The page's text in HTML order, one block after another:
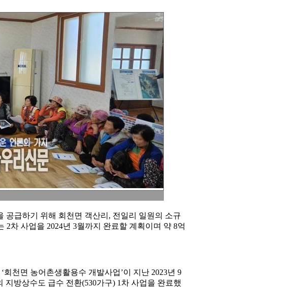
공급하기 위해 회천면 객산리, 전일리 일원의 소규
2차 사업을 2024년 3월까지 완료할 계획이며 약 8억
천면 농어촌생활용수 개발사업’이 지난 2023년 9
방상수도 급수 전환(530가구) 1차 사업을 완료했